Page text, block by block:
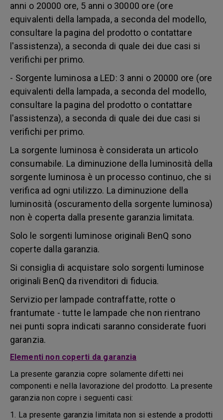
anni o 20000 ore, 5 anni o 30000 ore (ore
equivalenti della lampada, a seconda del modello,
consultare la pagina del prodotto o contattare
l'assistenza), a seconda di quale dei due casi si
verifichi per primo.
- Sorgente luminosa a LED: 3 anni o 20000 ore (ore
equivalenti della lampada, a seconda del modello,
consultare la pagina del prodotto o contattare
l'assistenza), a seconda di quale dei due casi si
verifichi per primo.
La sorgente luminosa è considerata un articolo
consumabile. La diminuzione della luminosità della
sorgente luminosa è un processo continuo, che si
verifica ad ogni utilizzo. La diminuzione della
luminosità (oscuramento della sorgente luminosa)
non è coperta dalla presente garanzia limitata.
Solo le sorgenti luminose originali BenQ sono
coperte dalla garanzia.
Si consiglia di acquistare solo sorgenti luminose
originali BenQ da rivenditori di fiducia.
Servizio per lampade contraffatte, rotte o
frantumate - tutte le lampade che non rientrano
nei punti sopra indicati saranno considerate fuori
garanzia.
Elementi non coperti da garanzia
La presente garanzia copre solamente difetti nei
componenti e nella lavorazione del prodotto. La presente
garanzia non copre i seguenti casi:
1. La presente garanzia limitata non si estende a prodotti